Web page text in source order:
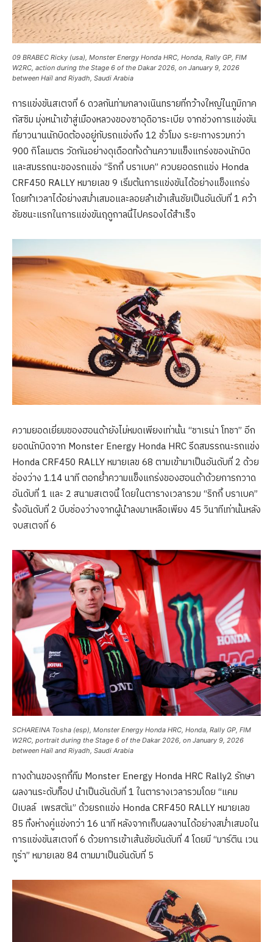
09 BRABEC Ricky (usa), Monster Energy Honda HRC, Honda, Rally GP, FIM
W2RC, action during the Stage 6 of the Dakar 2026, on January 9, 2026
between Haïl and Riyadh, Saudi Arabia
การแข่งขันสเตจที่ 6 ดวลกันท่ามกลางเนินทรายที่กว้างใหญ่ในภูมิภาค
กัสซิม มุ่งหน้าเข้าสู่เมืองหลวงของซาอุดิอาระเบีย จากช่วงการแข่งขัน
ที่ยาวนานนักบิดต้องอยู่กับรถแข่งถึง 12 ชั่วโมง ระยะทางรวมกว่า
900 กิโลเมตร วัดกันอย่างดุเดือดทั้งด้านความแข็งแกร่งของนักบิด
และสมรรถนะของรถแข่ง “ริกกี้ บราเบค” ควบยอดรถแข่ง Honda
CRF450 RALLY หมายเลข 9 เริ่มต้นการแข่งขันได้อย่างแข็งแกร่ง
โดยทำเวลาได้อย่างสม่ำเสมอและลอยลำเข้าเส้นชัยเป็นอันดับที่ 1 คว้า
ชัยชนะแรกในการแข่งขันฤดูกาลนี้ไปครองได้สำเร็จ
ความยอดเยี่ยมของฮอนด้ายังไม่หมดเพียงเท่านั้น “ชาเรน่า โทชา” อีก
ยอดนักบิดจาก Monster Energy Honda HRC รีดสมรรถนะรถแข่ง
Honda CRF450 RALLY หมายเลข 68 ตามเข้ามาเป็นอันดับที่ 2 ด้วย
ช่องว่าง 1.14 นาที ตอกย้ำความแข็งแกร่งของฮอนด้าด้วยการกวาด
อันดับที่ 1 และ 2 สนามสเตจนี้ โดยในตารางเวลารวม “ริกกี้ บราเบค”
รั้งอันดับที่ 2 บีบช่องว่างจากผู้นำลงมาเหลือเพียง 45 วินาทีเท่านั้นหลัง
จบสเตจที่ 6
SCHAREINA Tosha (esp), Monster Energy Honda HRC, Honda, Rally GP, FIM
W2RC, portrait during the Stage 6 of the Dakar 2026, on January 9, 2026
between Haïl and Riyadh, Saudi Arabia
ทางด้านของรุกกี้ทีม Monster Energy Honda HRC Rally2 รักษา
ผลงานระดับท็อป นำเป็นอันดับที่ 1 ในตารางเวลารวมโดย “แคม
ป์เบลล์ เพรสตัน” ด้วยรถแข่ง Honda CRF450 RALLY หมายเลข
85 ทิ้งห่างคู่แข่งกว่า 16 นาที หลังจากเก็บผลงานได้อย่างสม่ำเสมอใน
การแข่งขันสเตจที่ 6 ด้วยการเข้าเส้นชัยอันดับที่ 4 โดยมี “มาร์ติน เวน
ทูร่า” หมายเลข 84 ตามมาเป็นอันดับที่ 5